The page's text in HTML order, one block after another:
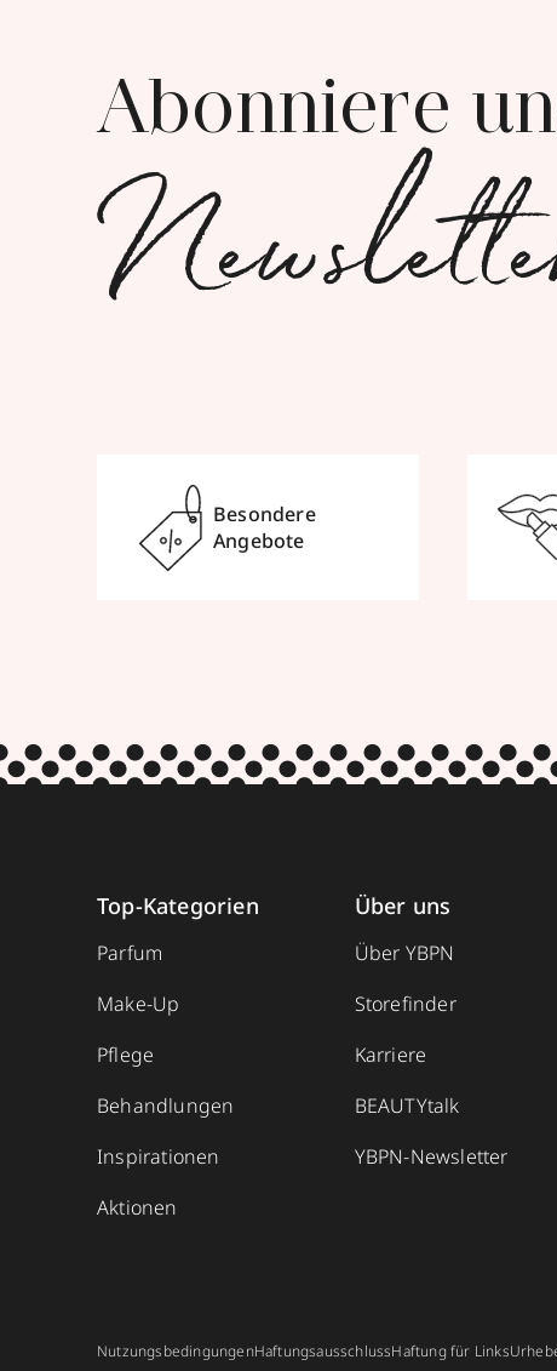
Abonniere
Besondere
Angebote
Top-Kategorien
Parfum
Make-Up
Pflege
Behandlungen
Inspirationen
Aktionen
Über uns
Über YBPN
Storefinder
Karriere
BEAUTYtalk
YBPN-Newsletter
NutzungsbedingungenHaftungsausschlussHaftung für Links